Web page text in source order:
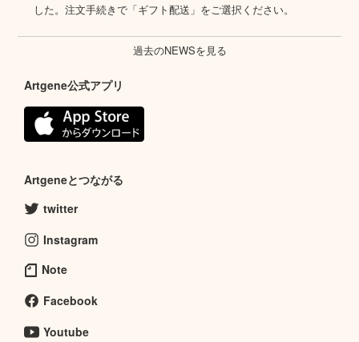
した。注文手続きで「ギフト配送」をご選択ください。
過去のNEWSを見る
Artgene公式アプリ
Artgeneとつながる
twitter
Instagram
Note
Facebook
Youtube